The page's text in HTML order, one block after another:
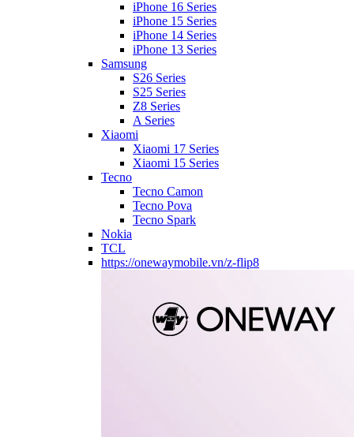
iPhone 16 Series
iPhone 15 Series
iPhone 14 Series
iPhone 13 Series
Samsung
S26 Series
S25 Series
Z8 Series
A Series
Xiaomi
Xiaomi 17 Series
Xiaomi 15 Series
Tecno
Tecno Camon
Tecno Pova
Tecno Spark
Nokia
TCL
https://onewaymobile.vn/z-flip8